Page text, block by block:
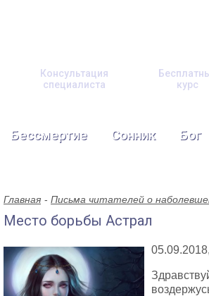
Консультация
специалиста
курс
Бессмертие Сонник Бог
Главная Письма читателей о
Место борьбы Астрал